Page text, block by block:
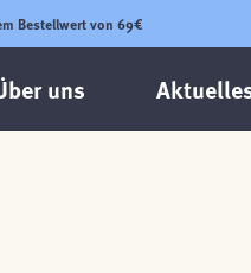
Bestellwert von 69€
uns